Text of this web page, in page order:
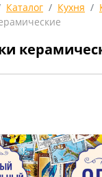
Каталог Кухня